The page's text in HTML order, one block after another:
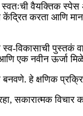
स्वतःची वैयक्तिक
केंद्रित करता आणि
विकासाची पुस्तकं
एक नवीन ऊर्जा
हे क्षणिक
सकारात्मक